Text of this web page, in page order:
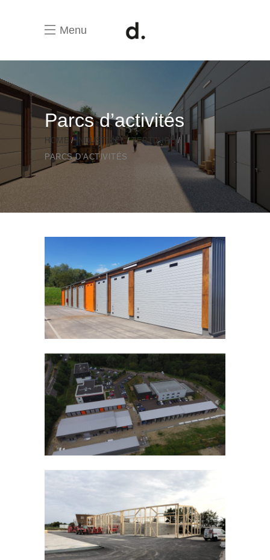
Menu
Parcs d’activités
HOME INDUSTRIEL
TERTIAIRE
PARCS D’ACTIVITÉS